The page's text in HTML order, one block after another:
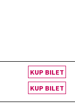
KUP BILET
KUP BILET